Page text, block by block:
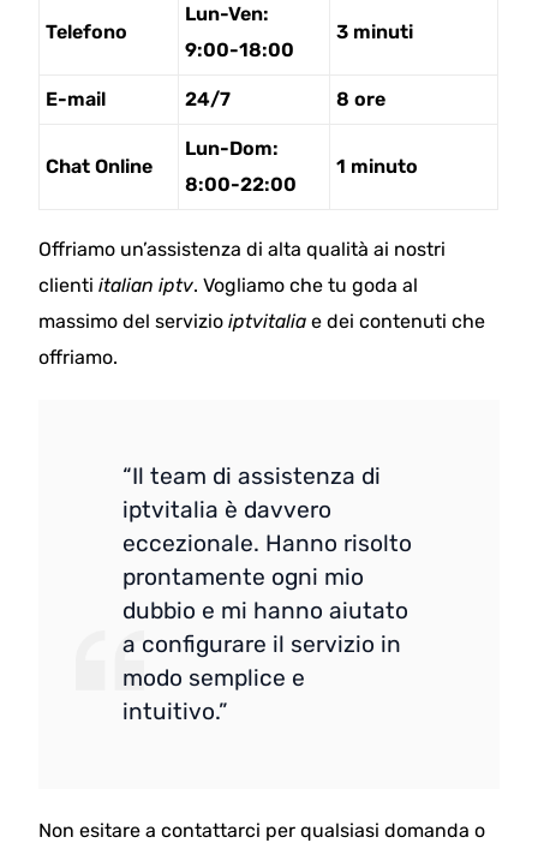
Telefono
Lun-Ven:
9:00-18:00
3 minuti
E-mail 24/7 8 ore
Chat Online
Lun-Dom:
8:00-22:00
1 minuto
Offriamo un’assistenza di alta qualità ai nostri
clientiitalian iptv. Vogliamo che tu goda al
massimo del servizioiptvitalia e dei contenuti che
offriamo.
“Il team di assistenza di
iptvitalia è davvero
eccezionale. Hanno risolto
prontamente ogni mio
dubbio e mi hanno aiutato
a configurare il servizio in
modo semplice e
intuitivo.”
Non esitare a contattarci per qualsiasi domanda o